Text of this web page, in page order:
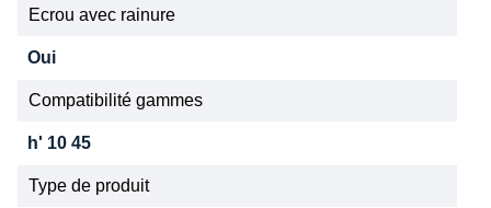
Ecrou avec rainure
Oui
Compatibilité gammes
h' 10 45
Type de produit